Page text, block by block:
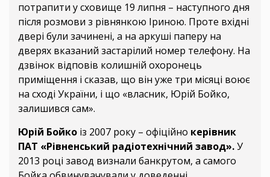
потрапити у сховище 19 липня – наступного дня
після розмови з рівнянкою Іриною. Проте вхідні
двері були зачинені, а на аркуші паперу на
дверях вказаний застарілий номер телефону. На
дзвінок відповів колишній охоронець
приміщення і сказав, що він уже три місяці воює
на сході України, і що «власник, Юрій Бойко,
залишився сам».
Юрій Бойко із 2007 року – офіційно керівник
ПАТ «Рівненський радіотехнічний завод».У
2013 році завод визнали банкрутом, а самого